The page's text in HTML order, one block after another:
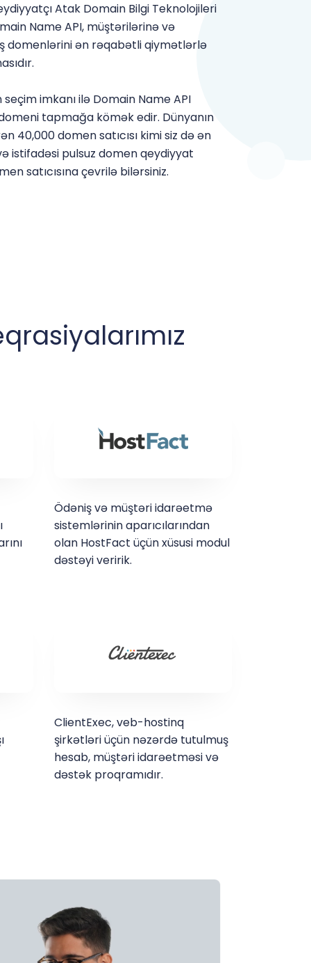
Atak Domain Bilgi Teknolojileri
Name API, müştərilərinə və
domenlərini ən rəqabətli qiymətlərlə
imkanı ilə Domain Name API
tapmağa kömək edir. Dünyanın
40,000 domen satıcısı kimi siz də ən
istifadəsi pulsuz domen qeydiyyat
satıcısına çevrilə bilərsiniz.
Ödəniş və müştəri idarəetmə
sistemlərinin aparıcılarından
olan HostFact üçün xüsusi modul
dəstəyi veririk.
ClientExec, veb-hostinq
şirkətləri üçün nəzərdə tutulmuş
hesab, müştəri idarəetməsi və
dəstək proqramıdır.